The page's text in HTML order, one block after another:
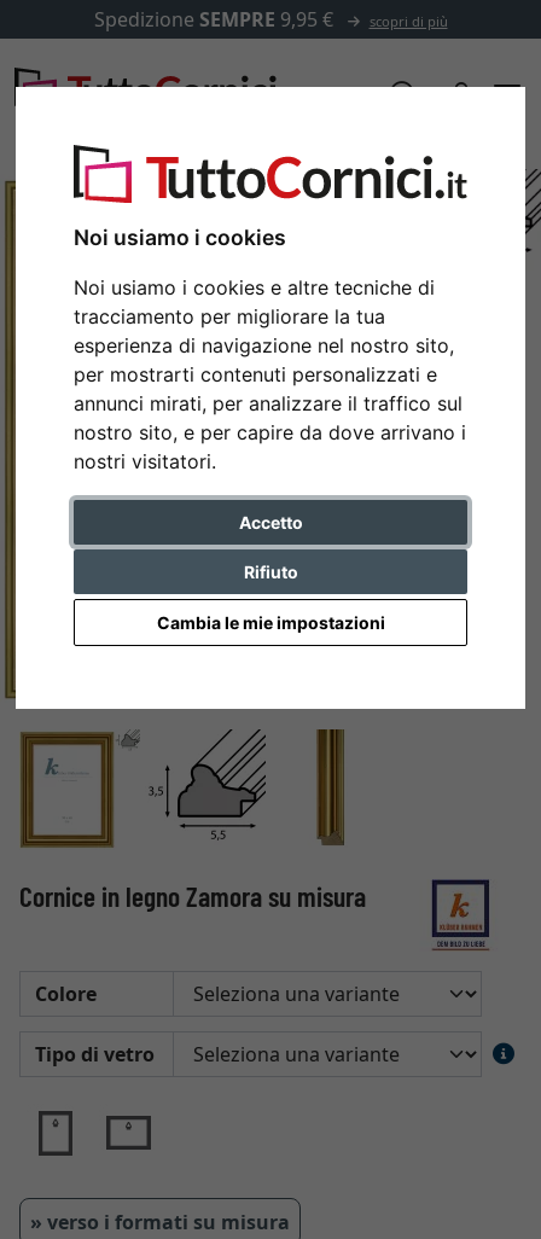
Noi usiamo i cookies
Noi usiamo i cookies e altre tecniche di
tracciamento per migliorare la tua
esperienza di navigazione nel nostro sito,
per mostrarti contenuti personalizzati e
annunci mirati, per analizzare il traffico sul
nostro sito, e per capire da dove arrivano i
nostri visitatori.
Accetto
Rifiuto
Cambia le mie impostazioni
Spedizione SEMPRE 9,95 € scopri di più
Indietro
Cornice in legno Zamora su misura
Colore
Tipo di vetro
» verso i formati su misura